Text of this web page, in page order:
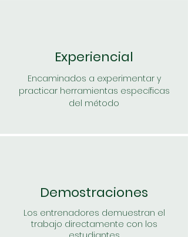
Experiencial
Encaminados a experimentar y
practicar herramientas específicas
del método
Demostraciones
Los entrenadores demuestran el
trabajo directamente con los